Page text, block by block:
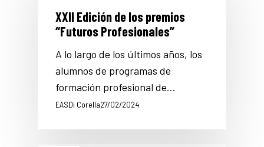
XXII Edición de los premios
“Futuros Profesionales”
A lo largo de los últimos años, los
alumnos de programas de
formación profesional de…
EASDi Corella27/02/2024